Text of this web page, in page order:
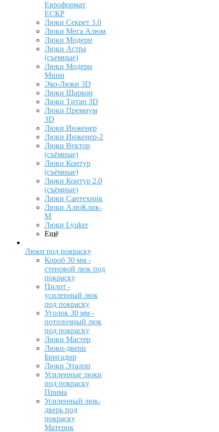
Евроформат
ЕСКР
Люки Секрет 3.0
Люки Мега Алюм
Люки Модерн
Люки Астра
(съемные)
Люки Модерн
Мини
Эко-Люки 3D
Люки Шаркон
Люки Титан 3D
Люки Премиум
3D
Люки Инженер
Люки Инженер-2
Люки Вектор
(съёмные)
Люки Контур
(съёмные)
Люки Контур 2.0
(съёмные)
Люки Сантехник
Люки АлюКлик-
М
Люки Lyuker
Ещё
Люки под покраску
Короб 30 мм -
стеновой люк под
покраску
Пилот -
усиленный люк
под покраску
Уголок 30 мм -
потолочный люк
под покраску
Люки Мастер
Люки-двери
Бригадир
Люки Эталон
Усиленные люки
под покраску
Прима
Усиленный люк-
дверь под
покраску
Материк